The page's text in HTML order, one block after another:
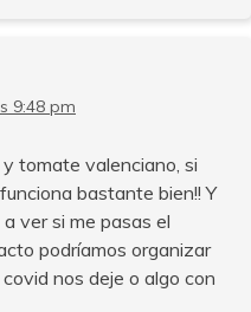
9:48 pm
tomate valenciano, si
bastante bien!! Y
ver si me pasas el
podríamos organizar
nos deje o algo con